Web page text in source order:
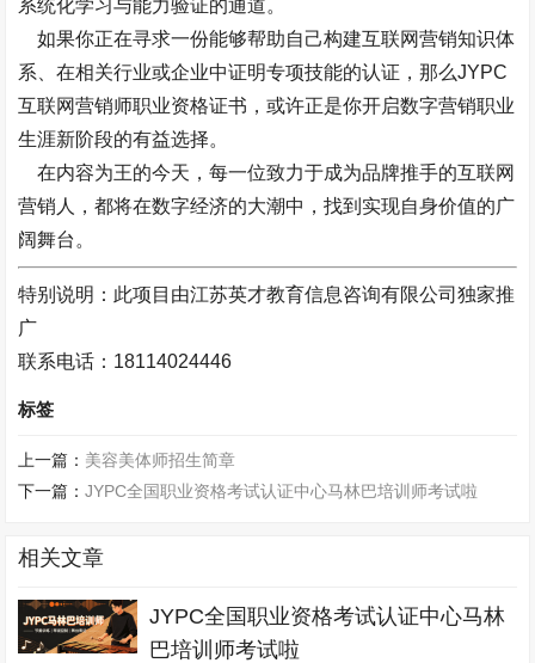
系统化学习与能力验证的通道。
如果你正在寻求一份能够帮助自己构建互联网营销知识体
系、在相关行业或企业中证明专项技能的认证，那么JYPC
互联网营销师职业资格证书，或许正是你开启数字营销职业
生涯新阶段的有益选择。
在内容为王的今天，每一位致力于成为品牌推手的互联网
营销人，都将在数字经济的大潮中，找到实现自身价值的广
阔舞台。
特别说明：此项目由江苏英才教育信息咨询有限公司独家推
广
联系电话：18114024446
标签
上一篇： 美容美体师招生简章
下一篇：JYPC全国职业资格考试认证中心马林巴培训师考试啦
相关文章
JYPC全国职业资格考试认证中心马林
巴培训师考试啦